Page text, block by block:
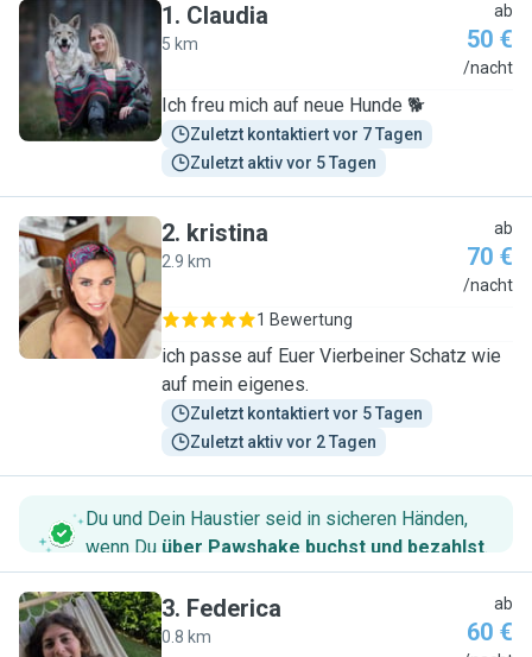
C
1. Claudia
5 km
ab
50 €
/nacht
Ich freu mich auf neue Hunde 🐕
Zuletzt kontaktiert vor 7 Tagen
Zuletzt aktiv vor 5 Tagen
K
2. kristina
2.9 km
ab
70 €
/nacht
1 Bewertung
ich passe auf Euer Vierbeiner Schatz wie
auf mein eigenes.
Zuletzt kontaktiert vor 5 Tagen
Zuletzt aktiv vor 2 Tagen
Du und Dein Haustier seid in sicheren Händen,
wenn Du über Pawshake buchst und bezahlst.
3. Federica
0.8 km
ab
60 €